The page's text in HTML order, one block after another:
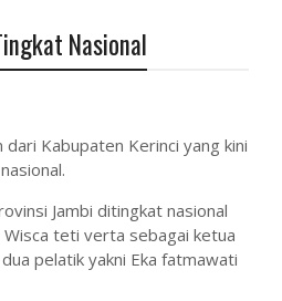
Nasional
Kabupaten Kerinci yang kini
Jambi ditingkat nasional
Wisca teti verta sebagai ketua
pelatik yakni Eka fatmawati